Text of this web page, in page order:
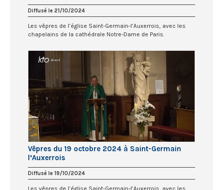
Diffusé le 21/10/2024
Les vêpres de l’église Saint-Germain-l’Auxerrois, avec les
chapelains de la cathédrale Notre-Dame de Paris.
Vêpres du 19 octobre 2024 à Saint-Germain
l’Auxerrois
Diffusé le 19/10/2024
Les vêpres de l’église Saint-Germain-l’Auxerrois, avec les